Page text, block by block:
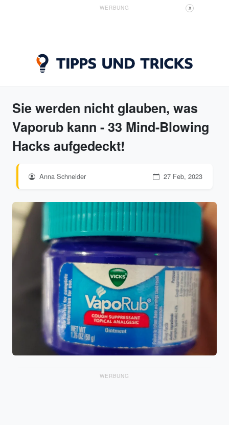
WERBUNG X
Sie werden nicht glauben, was
Vaporub kann - 33 Mind-Blowing
Hacks aufgedeckt!
Anna Schneider 27 Feb, 2023
WERBUNG